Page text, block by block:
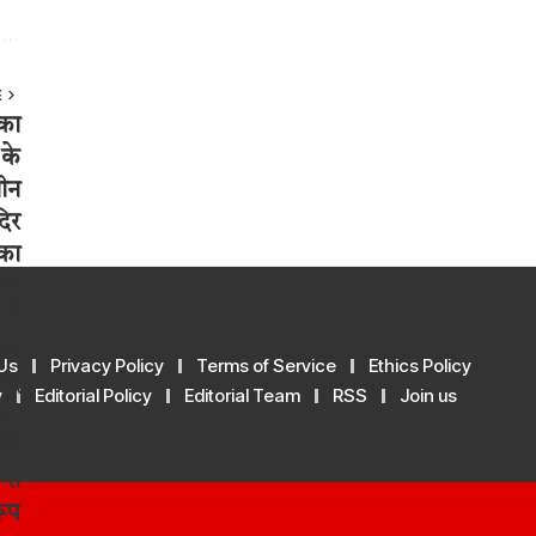
Privacy Policy Terms of Service
Ethics Policy
Editorial Policy Editorial Team RSS Join us